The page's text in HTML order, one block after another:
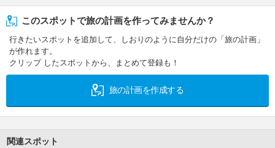
このスポットで旅の計画を作ってみませんか？
行きたいスポットを追加して、しおりのように自分だけの「旅の計画」
が作れます。
クリップ したスポットから、まとめて登録も！
旅の計画を作成する
関連スポット